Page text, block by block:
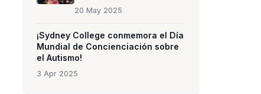
20 May 2025
¡Sydney College conmemora el Día
Mundial de Concienciación sobre
el Autismo!
3 Apr 2025